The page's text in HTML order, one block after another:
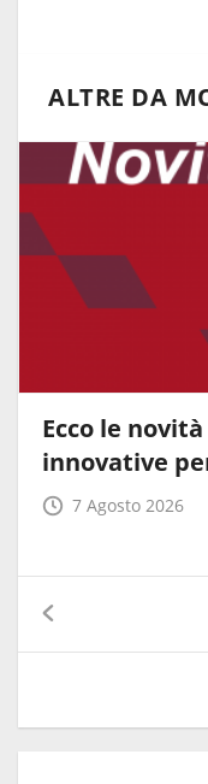
ALTRE DA
Ecco le
innovative
7 Agosto 2026